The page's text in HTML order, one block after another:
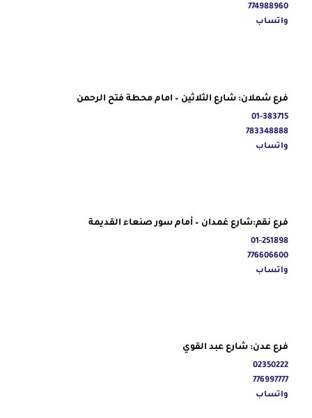
774988960
واتساب
فرع شملان: شارع الثلاثين – امام محطة فتح الرحمن
01-383715
783348888
واتساب
فرع نقم:شارع غمدان – أمام سور صنعاء القديمة
01-251898
776606600
واتساب
فرع عدن: شارع عبد القوي
02350222
776997777
واتساب